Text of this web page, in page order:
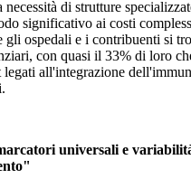
di strutture
significativo ai costi
gli ospedali e i contribuenti si
con quasi il 33% di loro
all'integrazione
universali e